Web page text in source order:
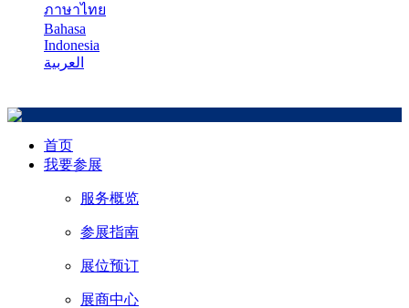
ภาษาไทย
Bahasa
Indonesia
العربية
首页
我要参展
服务概览
参展指南
展位预订
展商中心